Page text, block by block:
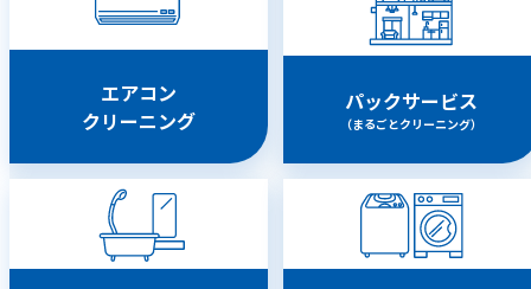
エアコン
クリーニング
パックサービス
（まるごとクリーニング）